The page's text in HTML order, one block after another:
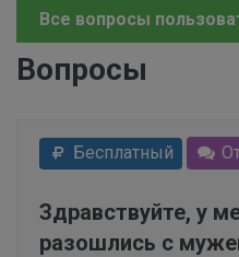
Все вопросы
Вопросы
Бесплатный
Здравствуйте, у
разошлись с